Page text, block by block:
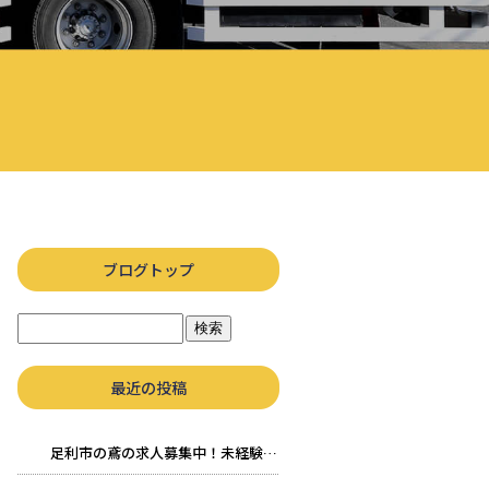
ブログトップ
最近の投稿
足利市の鳶の求人募集中！未経験OK！